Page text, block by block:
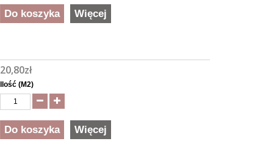
Do koszyka Więcej
20,80zł
Ilość (M2)
Do koszyka Więcej